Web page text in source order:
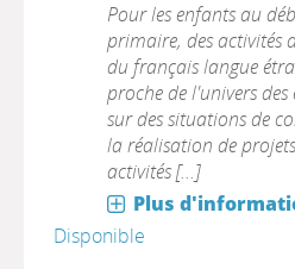
Pour les enfants au
primaire, des activités
du français langue
proche de l'univers des
sur des situations de
la réalisation de
activités [...]
Plus
Disponible